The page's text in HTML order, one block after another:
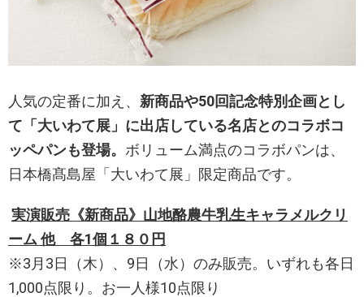
人気の定番に加え、 新商品や50回記念特別企画とし
て「大いわて展」に出店している名店とのコラボコ
ッペパンも登場。 ボリューム満点のコラボパンは、
日本橋髙島屋「大いわて展」限定商品です。
実演販売《新商品》山地酪農牛乳生キャラメルクリ
ーム 他 各1個１８０円
※3月3日（木）、9日（水）のみ販売。いずれも各日
1,000点限り。お一人様10点限り